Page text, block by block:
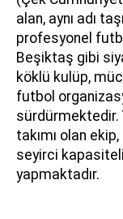
alan, aynı adı
profesyonel
Beşiktaş gibi
köklü kulüp,
futbol
sürdürmektedir.
takımı olan
seyirci
yapmaktadır.